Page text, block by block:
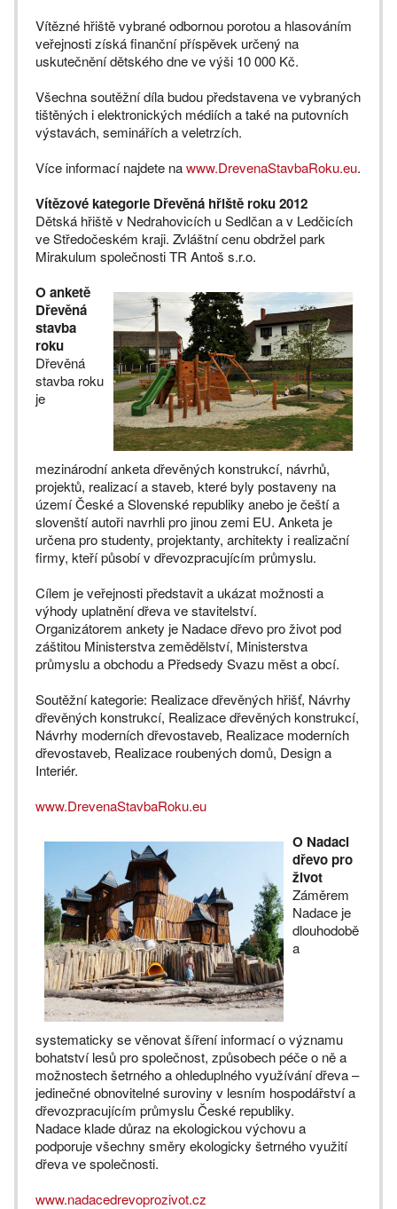
Vítězné hřiště vybrané odbornou porotou a hlasováním
veřejnosti získá finanční příspěvek určený na
uskutečnění dětského dne ve výši 10 000 Kč.
Všechna soutěžní díla budou představena ve vybraných
tištěných i elektronických médiích a také na putovních
výstavách, seminářích a veletrzích.
Více informací najdete nawww.DrevenaStavbaRoku.eu.
Vítězové kategorie Dřevěná hřiště roku 2012
Dětská hřiště v Nedrahovicích u Sedlčan a v Ledčicích
ve Středočeském kraji. Zvláštní cenu obdržel park
Mirakulum společnosti TR Antoš s.r.o.
O anketě
Dřevěná
stavba
roku
Dřevěná
stavba roku
je
mezinárodní anketa dřevěných konstrukcí, návrhů,
projektů, realizací a staveb, které byly postaveny na
území České a Slovenské republiky anebo je čeští a
slovenští autoři navrhli pro jinou zemi EU. Anketa je
určena pro studenty, projektanty, architekty i realizační
firmy, kteří působí v dřevozpracujícím průmyslu.
Cílem je veřejnosti představit a ukázat možnosti a
výhody uplatnění dřeva ve stavitelství.
Organizátorem ankety je Nadace dřevo pro život pod
záštitou Ministerstva zemědělství, Ministerstva
průmyslu a obchodu a Předsedy Svazu měst a obcí.
Soutěžní kategorie: Realizace dřevěných hřišť, Návrhy
dřevěných konstrukcí, Realizace dřevěných konstrukcí,
Návrhy moderních dřevostaveb, Realizace moderních
dřevostaveb, Realizace roubených domů, Design a
Interiér.
www.DrevenaStavbaRoku.eu
O Nadaci
dřevo pro
život
Záměrem
Nadace je
dlouhodobě
a
systematicky se věnovat šíření informací o významu
bohatství lesů pro společnost, způsobech péče o ně a
možnostech šetrného a ohleduplného využívání dřeva –
jedinečné obnovitelné suroviny v lesním hospodářství a
dřevozpracujícím průmyslu České republiky.
Nadace klade důraz na ekologickou výchovu a
podporuje všechny směry ekologicky šetrného využití
dřeva ve společnosti.
www.nadacedrevoprozivot.cz